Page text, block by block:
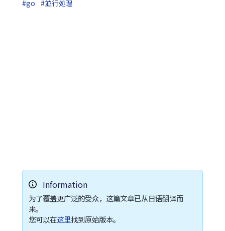
#go #並行処理
Information
为了覆盖更广泛的受众，这篇文章已从日语翻译而
来。
您可以在这里找到原始版本。